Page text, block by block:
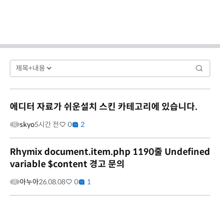
에디터 자료가 쉬운설치 스킨 카테고리에 있습니다.
skyo5시간 전 0 2
Rhymix document.item.php 1190줄 Undefined
variable $content 경고 문의
아누아26.08.08 0 1